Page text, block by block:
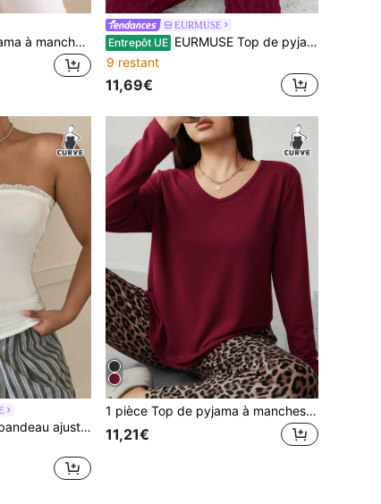
Hourtrue Top de pyjama à manches longues populaire pour femmes grande taille, Automne/Hiver, 1 pièce
EURMUSE
Entrepôt UE EURMUSE Top de pyjama en polaire à capuche avec cordon de serrage, broderie de lettres et de cœurs, tailles grandes
9 restant
11,69€
Dazy Plus Camisole bandeau ajustée en dentelle contrastée, blanc, sous-vêtement polyvalent/Top de pyjama
1 pièce Top de pyjama à manches longues pour femmes grande taille
11,21€